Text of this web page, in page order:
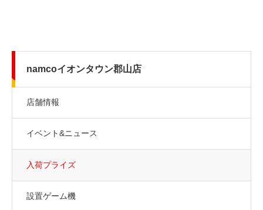
namcoイオンタウン郡山店
店舗情報
イベント&ニュース
入荷プライズ
設置ゲーム機